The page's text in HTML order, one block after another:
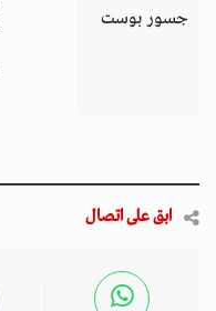
جسور بوست
ابق على اتصال